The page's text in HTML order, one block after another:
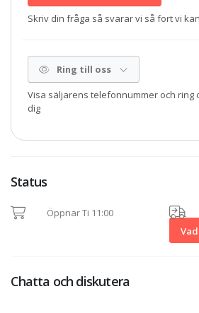
Skriv din fråga så svarar vi så fort vi kan
Ring till oss
Visa säljarens telefonnummer och ring
dig
Status
Öppnar Ti 11:00
Chatta och diskutera